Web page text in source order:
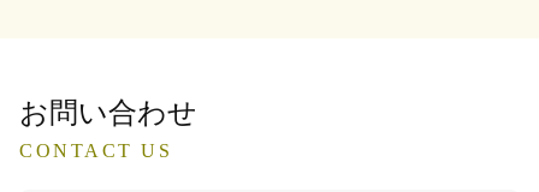
お問い合わせ
CONTACT US